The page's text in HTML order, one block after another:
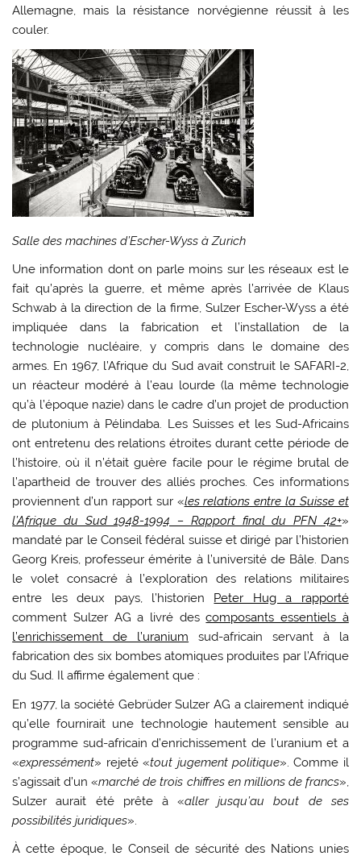
Allemagne, mais la résistance norvégienne réussit à les
couler.
Salle des machines d’Escher-Wyss à Zurich
Une information dont on parle moins sur les réseaux est le
fait qu’après la guerre, et même après l’arrivée de Klaus
Schwab à la direction de la firme, Sulzer Escher-Wyss a été
impliquée dans la fabrication et l’installation de la
technologie nucléaire, y compris dans le domaine des
armes. En 1967, l’Afrique du Sud avait construit le SAFARI-2,
un réacteur modéré à l’eau lourde (la même technologie
qu’à l’époque nazie) dans le cadre d’un projet de production
de plutonium à Pélindaba. Les Suisses et les Sud-Africains
ont entretenu des relations étroites durant cette période de
l’histoire, où il n’était guère facile pour le régime brutal de
l’apartheid de trouver des alliés proches. Ces informations
proviennent d’un rapport sur «les relations entre la Suisse et
l’Afrique du Sud 1948-1994 – Rapport final du PFN 42+»
mandaté par le Conseil fédéral suisse et dirigé par l’historien
Georg Kreis, professeur émérite à l’université de Bâle. Dans
le volet consacré à l’exploration des relations militaires
entre les deux pays, l’historien Peter Hug a rapporté
comment Sulzer AG a livré descomposants essentiels à
l’enrichissement de l’uranium sud-africain servant à la
fabrication des six bombes atomiques produites par l’Afrique
du Sud. Il affirme également que :
En 1977, la société Gebrüder Sulzer AG a clairement indiqué
qu’elle fournirait une technologie hautement sensible au
programme sud-africain d’enrichissement de l’uranium et a
«expressément» rejeté «tout jugement politique». Comme il
s’agissait d’un «marché de trois chiffres en millions de francs»,
Sulzer aurait été prête à «aller jusqu’au bout de ses
possibilités juridiques».
À cette époque, le Conseil de sécurité des Nations unies